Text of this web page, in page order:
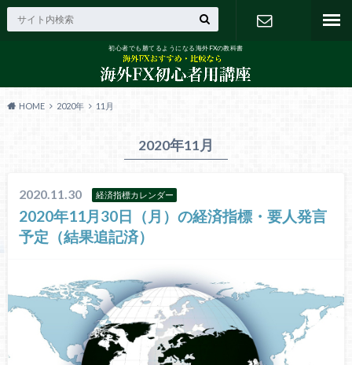
初心者でも勝てるようになる海外FXの教科書
HOME 2020年 11月
2020年11月
2020.11.30 経済指標カレンダー
2020年11月30日（月）の経済指標・要人発言
予定（結果追記済）